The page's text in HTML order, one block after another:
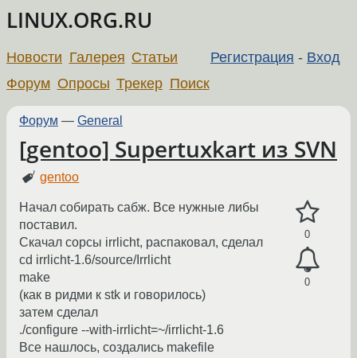
LINUX.ORG.RU
Регистрация - Вход
Новости Галерея Статьи
Форум Опросы Трекер Поиск
Форум — General
[gentoo] Supertuxkart из SVN
gentoo
0
0
Начал собирать сабж. Все нужные либы
поставил.
Скачал сорсы irrlicht, распаковал, сделал
cd irrlicht-1.6/source/Irrlicht
make
(как в ридми к stk и говорилось)
затем сделал
./configure --with-irrlicht=~/irrlicht-1.6
Все нашлось, создались makefile